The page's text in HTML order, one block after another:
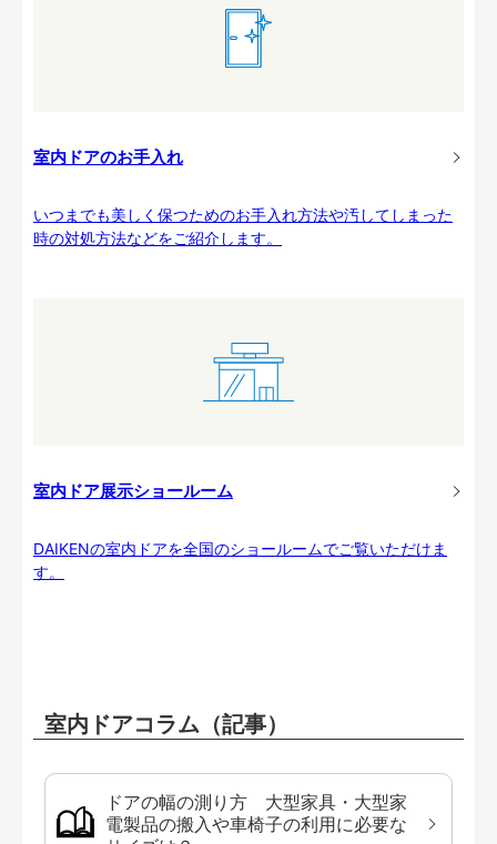
室内ドアのお手入れ
いつまでも美しく保つためのお手入れ方法や汚してしまった
時の対処方法などをご紹介します。
室内ドア展示ショールーム
DAIKENの室内ドアを全国のショールームでご覧いただけま
す。
室内ドアコラム（記事）
ドアの幅の測り方 大型家具・大型家
電製品の搬入や車椅子の利用に必要な